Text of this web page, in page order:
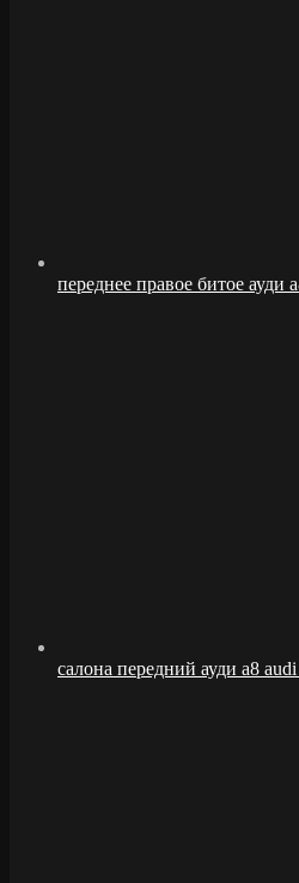
переднее правое битое ауди
салона передний ауди а8